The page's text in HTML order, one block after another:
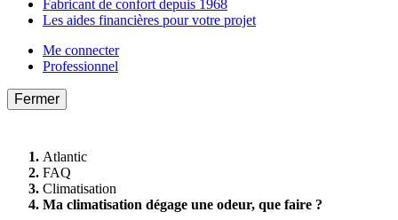
Fabricant de confort depuis 1968
Les aides financières pour votre projet
Me connecter
Professionnel
Fermer
Atlantic
FAQ
Climatisation
Ma climatisation dégage une odeur, que faire ?